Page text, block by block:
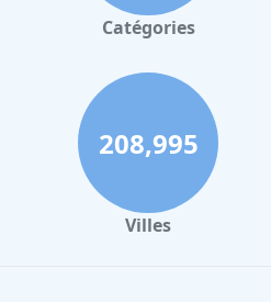
Catégories
208,995
Villes